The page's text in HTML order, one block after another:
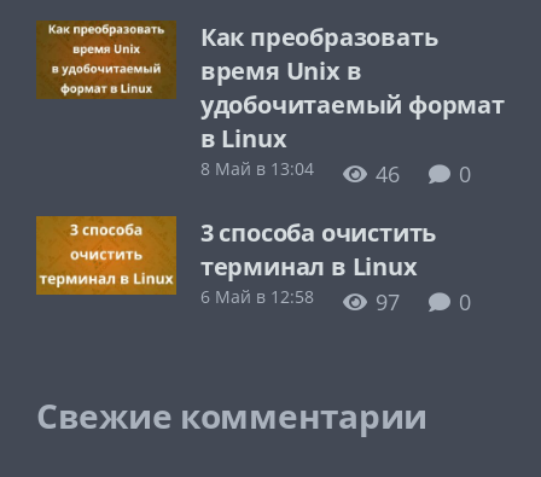
Как преобразовать
время Unix в
удобочитаемый формат
в Linux
8 Май в 13:04 46 0
3 способа очистить
терминал в Linux
6 Май в 12:58 97 0
Свежие комментарии